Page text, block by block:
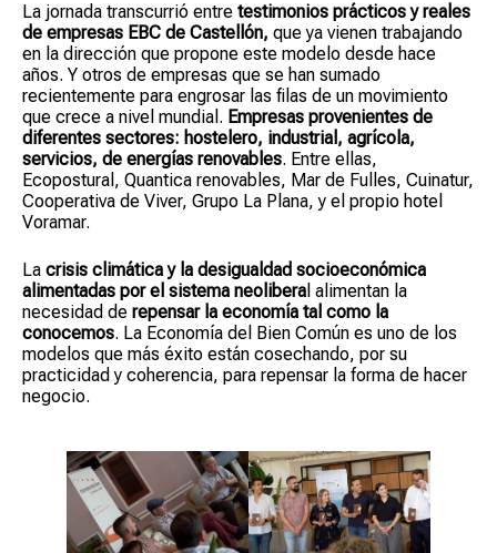
La jornada transcurrió entre testimonios prácticos y reales
de empresas EBC de Castellón, que ya vienen trabajando
en la dirección que propone este modelo desde hace
años. Y otros de empresas que se han sumado
recientemente para engrosar las filas de un movimiento
que crece a nivel mundial. Empresas provenientes de
diferentes sectores: hostelero, industrial, agrícola,
servicios, de energías renovables. Entre ellas,
Ecopostural, Quantica renovables, Mar de Fulles, Cuinatur,
Cooperativa de Viver, Grupo La Plana, y el propio hotel
Voramar.
La crisis climática y la desigualdad socioeconómica
alimentadas por el sistema neolibera l alimentan la
necesidad de repensar la economía tal como la
conocemos. La Economía del Bien Común es uno de los
modelos que más éxito están cosechando, por su
practicidad y coherencia, para repensar la forma de hacer
negocio.